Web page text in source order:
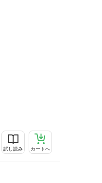
試し読み カートへ